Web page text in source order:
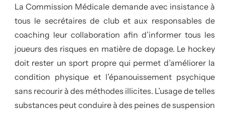
La Commission Médicale demande avec insistance à
tous le secrétaires de club et aux responsables de
coaching leur collaboration afin d’informer tous les
joueurs des risques en matière de dopage. Le hockey
doit rester un sport propre qui permet d’améliorer la
condition physique et l’épanouissement psychique
sans recourir à des méthodes illicites. L’usage de telles
substances peut conduire à des peines de suspension